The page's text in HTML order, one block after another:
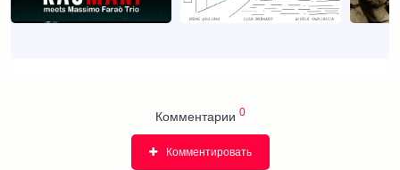
Комментарии 0
Комментировать